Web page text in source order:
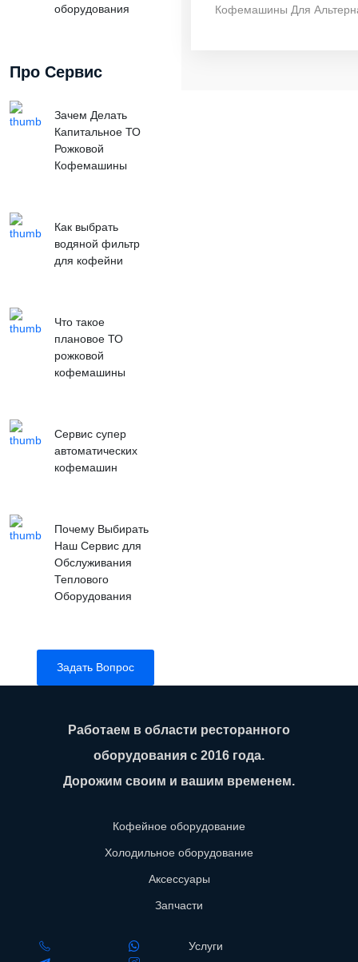
оборудования
Про Сервис
Зачем Делать
Капитальное ТО
Рожковой
Кофемашины
Как выбрать
водяной фильтр
для кофейни
Что такое
плановое ТО
рожковой
кофемашины
Сервис супер
автоматических
кофемашин
Почему Выбирать
Наш Сервис для
Обслуживания
Теплового
Оборудования
Задать Вопрос
Кофемашины Для
Работаем в области ресторанного
оборудования с 2016 года.
Дорожим своим и вашим временем.
Кофейное оборудование
Холодильное оборудование
Аксессуары
Запчасти
Услуги